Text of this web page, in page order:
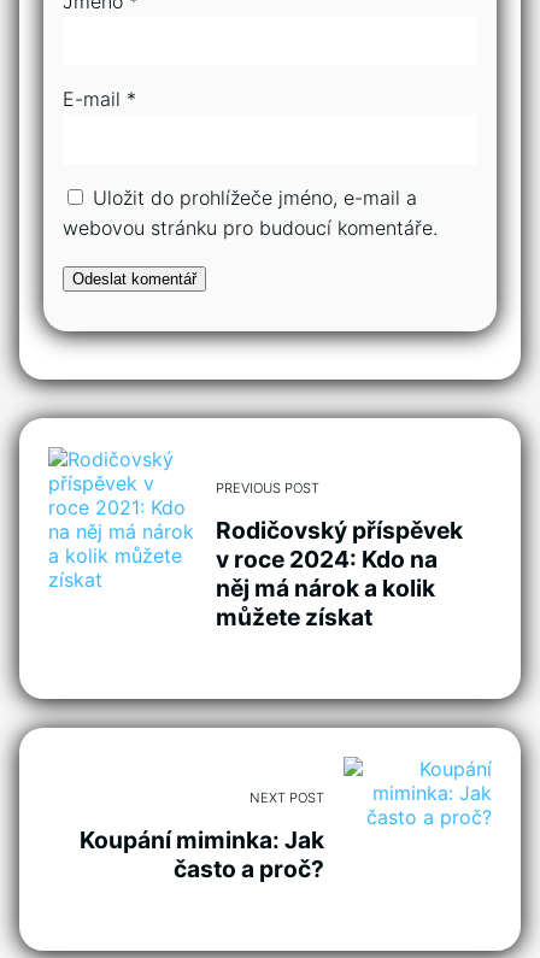
E-mail *
Uložit do prohlížeče jméno, e-mail a
webovou stránku pro budoucí komentáře.
PREVIOUS POST
Rodičovský příspěvek
v roce 2024: Kdo na
něj má nárok a kolik
můžete získat
NEXT POST
Koupání miminka: Jak
často a proč?